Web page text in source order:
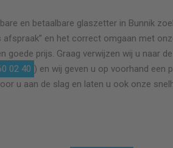
en betaalbare glaszetter in Bunnik
afspraak” en het correct omgaan met
goede prijs. Graag verwijzen wij u naar
02 40 ) en wij geven u op voorhand een
u aan de slag en laten u ook onze